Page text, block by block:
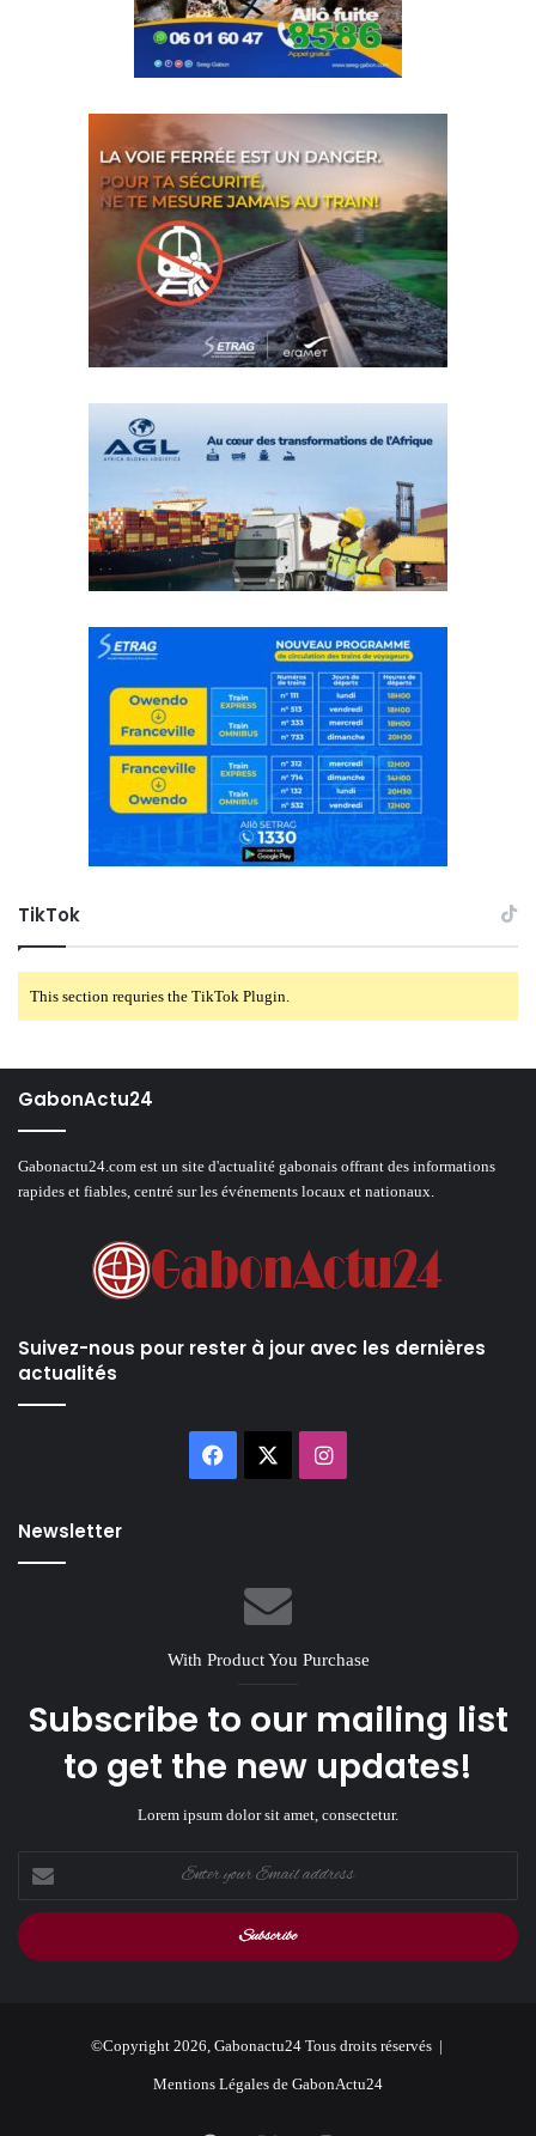
TikTok
This section requries the TikTok Plugin.
GabonActu24
Gabonactu24.com est un site d'actualité gabonais offrant des informations
rapides et fiables, centré sur les événements locaux et nationaux.
Suivez-nous pour rester à jour avec les dernières
actualités
Facebook Instagram
Newsletter
With Product You Purchase
Subscribe to our mailing list
to get the new updates!
Lorem ipsum dolor sit amet, consectetur.
your
Email
address
©Copyright 2026, Gabonactu24 Tous droits réservés |
Mentions Légales de GabonActu24